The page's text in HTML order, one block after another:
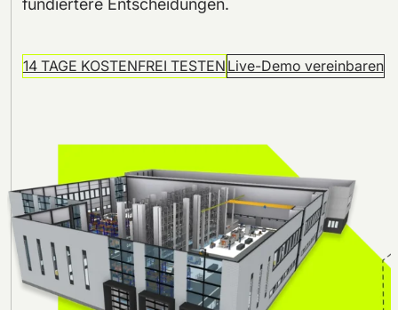
fundiertere Entscheidungen.
14 TAGE KOSTENFREI TESTEN Live-Demo vereinbaren